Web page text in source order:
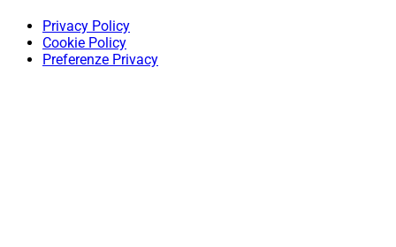
Privacy Policy
Cookie Policy
Preferenze Privacy